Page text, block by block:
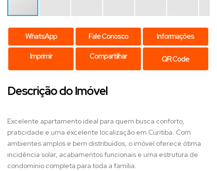
WhatsApp Fale Conosco Informações
Imprimir Compartilhar QR Code
Descrição do Imóvel
Excelente apartamento ideal para quem busca conforto,
praticidade e uma excelente localização em Curitiba. Com
ambientes amplos e bem distribuídos, o imóvel oferece ótima
incidência solar, acabamentos funcionais e uma estrutura de
condomínio completa para toda a família.